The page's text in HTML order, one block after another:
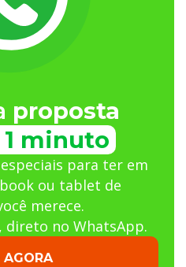
proposta
minuto
para ter em
ou tablet de
merece.
no WhatsApp.
AGORA